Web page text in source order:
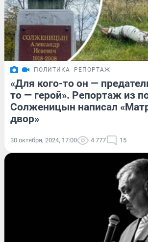
ПОЛИТИКА РЕПОРТАЖ
«Для кого-то он —
то — герой». Репортаж из
Солженицын написал
двор»
30 октября, 2024, 17:00 4 777 15